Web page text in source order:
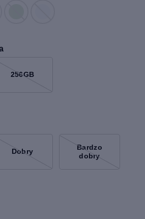
256GB
Dobry
Bardzo
dobry